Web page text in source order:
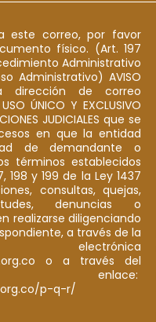
este correo, por favor
físico. (Art. 197
Administrativo
Administrativo) AVISO
dirección de correo
ÚNICO Y EXCLUSIVO
JUDICIALES que se
en que la entidad
de demandante o
términos establecidos
198 y 199 de la Ley 1437
consultas, quejas,
denuncias o
realizarse diligenciando
a través de la
electrónica
o a través del
enlace:
p-q-r/